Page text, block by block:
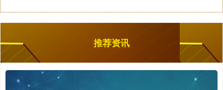
推荐资讯